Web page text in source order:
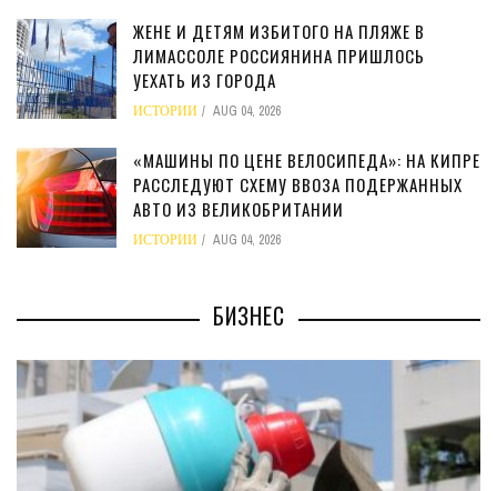
ЖЕНЕ И ДЕТЯМ ИЗБИТОГО НА ПЛЯЖЕ В
ЛИМАССОЛЕ РОССИЯНИНА ПРИШЛОСЬ
УЕХАТЬ ИЗ ГОРОДА
ИСТОРИИ AUG 04, 2026
«МАШИНЫ ПО ЦЕНЕ ВЕЛОСИПЕДА»: НА КИПРЕ
РАССЛЕДУЮТ СХЕМУ ВВОЗА ПОДЕРЖАННЫХ
АВТО ИЗ ВЕЛИКОБРИТАНИИ
ИСТОРИИ AUG 04, 2026
БИЗНЕС